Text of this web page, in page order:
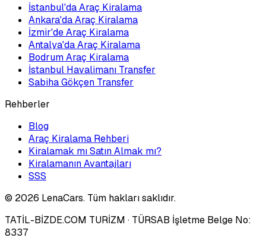
İstanbul'da Araç Kiralama
Ankara'da Araç Kiralama
İzmir'de Araç Kiralama
Antalya'da Araç Kiralama
Bodrum Araç Kiralama
İstanbul Havalimanı Transfer
Sabiha Gökçen Transfer
Rehberler
Blog
Araç Kiralama Rehberi
Kiralamak mı Satın Almak mı?
Kiralamanın Avantajları
SSS
© 2026 LenaCars. Tüm hakları saklıdır.
TATİL-BİZDE.COM TURİZM · TÜRSAB İşletme Belge No:
8337